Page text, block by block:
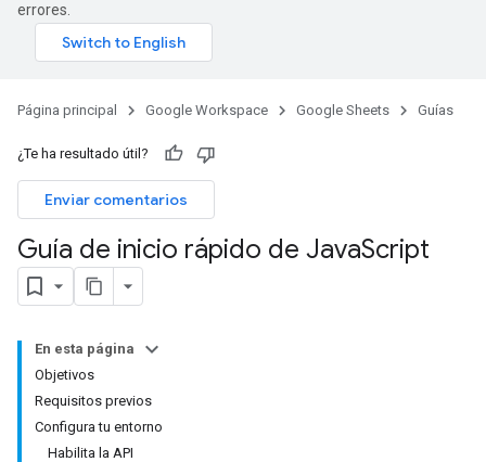
errores.
Página principal Google Workspace Google Sheets Guías
¿Te ha resultado útil?
Enviar comentarios
Guía de inicio rápido de JavaScript
En esta página
Objetivos
Requisitos previos
Configura tu entorno
Habilita la API